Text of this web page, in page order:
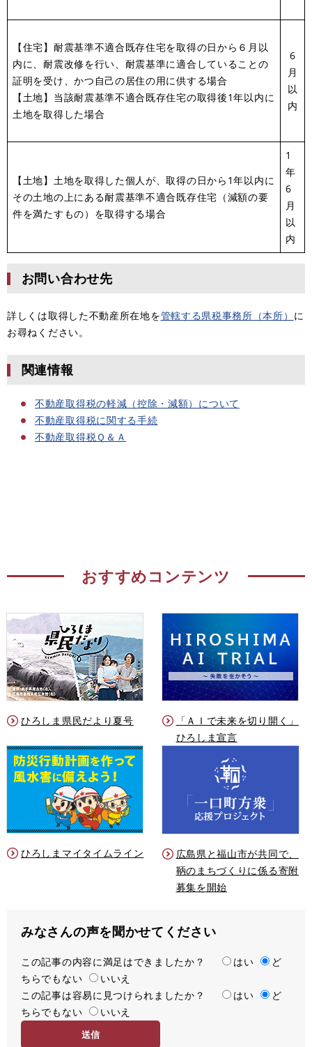
【住宅】耐震基準不適合既存住宅を取得の日から６月以
内に、耐震改修を行い、耐震基準に適合していることの
証明を受け、かつ自己の居住の用に供する場合
【土地】当該耐震基準不適合既存住宅の取得後1年以内に
土地を取得した場合
6
月
以
内
【土地】土地を取得した個人が、取得の日から1年以内に
その土地の上にある耐震基準不適合既存住宅（減額の要
件を満たすもの）を取得する場合
1
年
6
月
以
内
お問い合わせ先
詳しくは取得した不動産所在地を管轄する県税事務所（本所） に
お尋ねください。
関連情報
不動産取得税の軽減（控除・減額）について
不動産取得税に関する手続
不動産取得税Ｑ＆Ａ
おすすめコンテンツ
ひろしま県民だより夏号
「ＡＩで未来を切り開く」
ひろしま宣言
ひろしまマイタイムライン
広島県と福山市が共同で、
鞆のまちづくりに係る寄附
募集を開始
みなさんの声を聞かせてください
満
足
度
この記事の内容に満足はできましたか？ はい
ど
ちらでもない
いいえ
容
易
この記事は容易に見つけられましたか？ はい
ど
ちらでもない
いいえ